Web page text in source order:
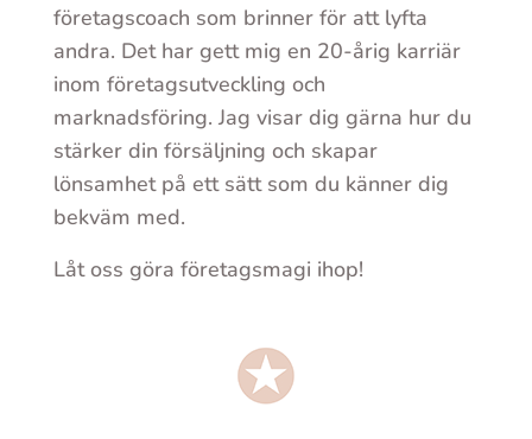
företagscoach som brinner för att lyfta
andra. Det har gett mig en 20-årig karriär
inom företagsutveckling och
marknadsföring. Jag visar dig gärna hur du
stärker din försäljning och skapar
lönsamhet på ett sätt som du känner dig
bekväm med.
Låt oss göra företagsmagi ihop!